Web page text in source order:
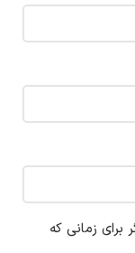
برای زمانی که